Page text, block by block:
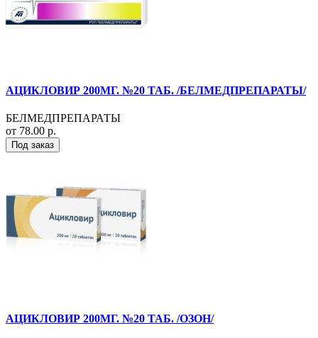
АЦИКЛОВИР 200МГ. №20 ТАБ. /БЕЛМЕДПРЕПАРАТЫ/
БЕЛМЕДПРЕПАРАТЫ
от 78.00 р.
Под заказ
АЦИКЛОВИР 200МГ. №20 ТАБ. /ОЗОН/